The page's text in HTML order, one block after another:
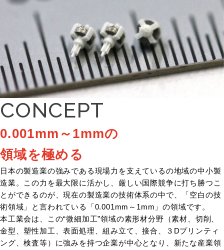
CONCEPT
0.001mm～1mmの
領域を極める
日本の製造業の強みである現場力を支えているの地域の中小製
造業。この力を最大限に活かし、厳しい国際競争に打ち勝つこ
とができるのが、現在の製造業の技術体系の中で、「空白の技
術領域」と言われている「0.001mm～1mm」の領域です。
本工業会は、この“微細加工”領域の素形材分野（素材、切削、
金型、塑性加工、表面処理、組み立て、接合、３Dプリンティ
ング、検査等）に強みを持つ企業が中心となり、新たな産業領